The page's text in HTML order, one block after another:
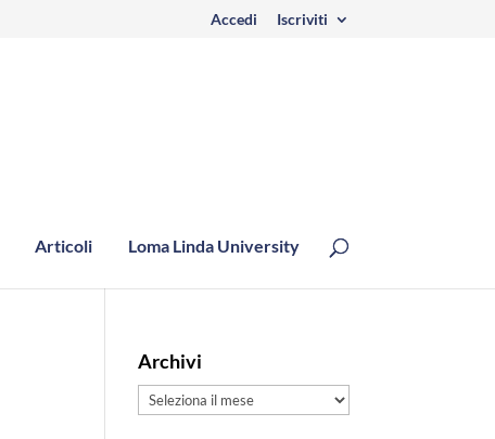
Accedi Iscriviti
Articoli Loma Linda University
Archivi
Archivi